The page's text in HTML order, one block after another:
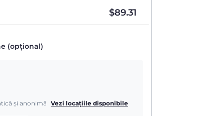
$89.31
(opțional)
și anonimă Vezi locațiile disponibile